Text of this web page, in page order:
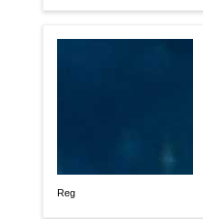
Reg